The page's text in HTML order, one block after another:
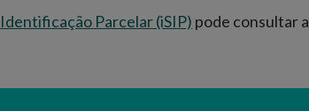
Parcelar (iSIP) pode consultar a